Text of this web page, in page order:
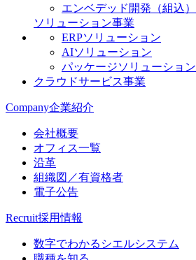
エンベデッド開発（組込）
ソリューション事業
ERPソリューション
AIソリューション
パッケージソリューション
クラウドサービス事業
Company企業紹介
会社概要
オフィス一覧
沿革
組織図／有資格者
電子公告
Recruit採用情報
数字でわかるシエルシステム